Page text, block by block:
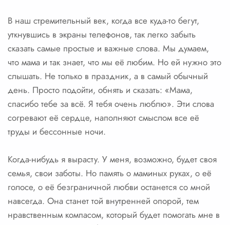
В наш стремительный век, когда все куда-то бегут,
уткнувшись в экраны телефонов, так легко забыть
сказать самые простые и важные слова. Мы думаем,
что мама и так знает, что мы её любим. Но ей нужно это
слышать. Не только в праздник, а в самый обычный
день. Просто подойти, обнять и сказать: «Мама,
спасибо тебе за всё. Я тебя очень люблю». Эти слова
согревают её сердце, наполняют смыслом все её
труды и бессонные ночи.
Когда-нибудь я вырасту. У меня, возможно, будет своя
семья, свои заботы. Но память о маминых руках, о её
голосе, о её безграничной любви останется со мной
навсегда. Она станет той внутренней опорой, тем
нравственным компасом, который будет помогать мне в